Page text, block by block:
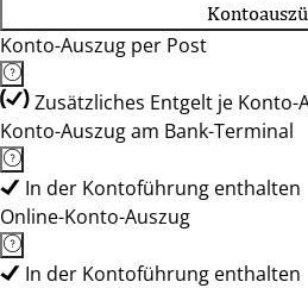
Konto-Auszug per Post
Zusätzliches Entgelt je Konto-
Konto-Auszug am Bank-Terminal
In der Kontoführung enthalten
Online-Konto-Auszug
In der Kontoführung enthalten